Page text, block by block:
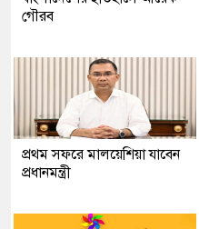
গৌরব
প্রথম সফরে মালয়েশিয়া যাবেন
প্রধানমন্ত্রী